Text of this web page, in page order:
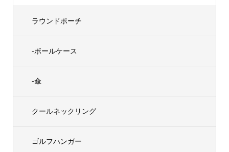
ラウンドポーチ
-ボールケース
-傘
クールネックリング
ゴルフハンガー